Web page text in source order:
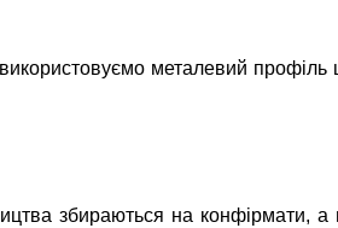
металевий профіль
збираються на конфірмати, а